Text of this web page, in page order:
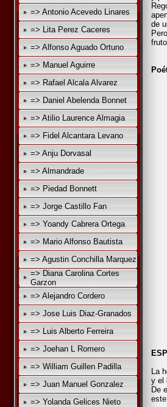
=> Antonio Acevedo Linares
=> Lita Perez Caceres
=> Alfonso Aguado Ortuno
=> Manuel Aguirre
=> Rafael Alcala Alvarez
=> Daniel Abelenda Bonnet
=> Atilio Laurence Almagia
=> Fidel Alcantara Levano
=> Anju Dorvasal
=> Almandrade
=> Piedad Bonnett
=> Jorge Castillo Fan
=> Yoandy Cabrera Ortega
=> Mario Alfonso Bautista
=> Agustin Conchilla Marquez
=> Diana Carolina Cortes
Garzon
=> Alejandro Cordero
=> Jose Luis Diaz-Granados
=> Luis Alberto Ferreira
=> Joehan L Romero
=> William Guillen Padilla
=> Juan Manuel Gonzalez
=> Yolanda Gelices Nieto
de
La
y el
De